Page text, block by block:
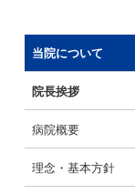
当院について
院長挨拶
病院概要
理念・基本方針